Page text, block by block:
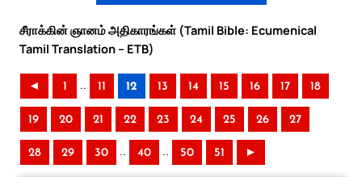
சீராக்கின் ஞானம் அதிகாரங்கள் (Tamil Bible: Ecumenical
Tamil Translation – ETB)
◄ 1 .. 11 12 13 14 15 16 17 18
19 20 21 22 23 24 25 26 27
28 29 30 .. 40 .. 50 51 ►